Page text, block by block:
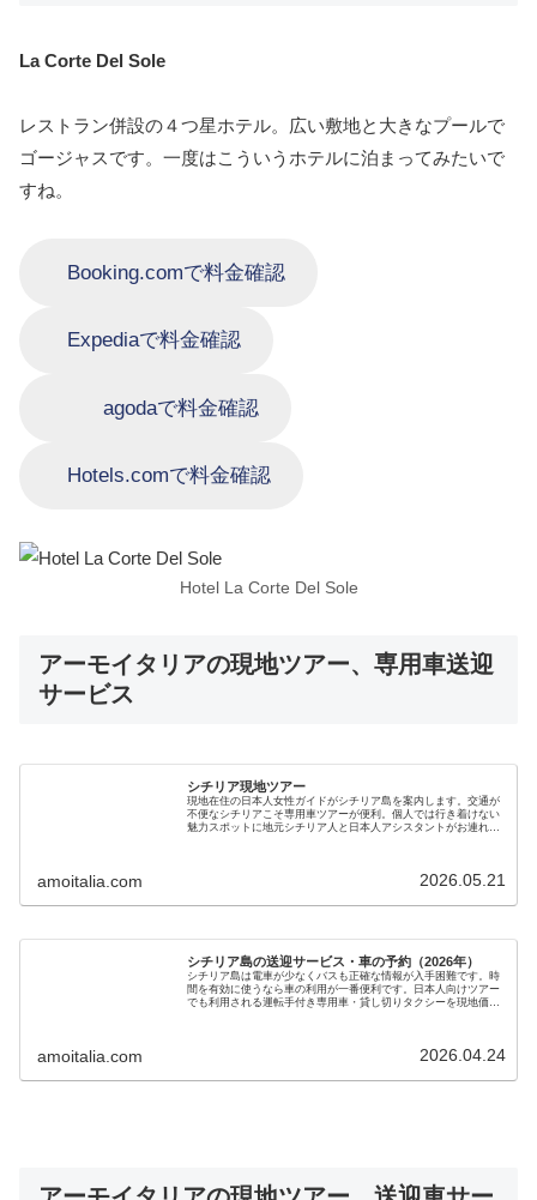
La Corte Del Sole
レストラン併設の４つ星ホテル。広い敷地と大きなプールで
ゴージャスです。一度はこういうホテルに泊まってみたいで
すね。
Booking.comで料金確認
Expediaで料金確認
agodaで料金確認
Hotels.comで料金確認
Hotel La Corte Del Sole
アーモイタリアの現地ツアー、専用車送迎
サービス
シチリア現地ツアー
現地在住の日本人女性ガイドがシチリア島を案内します。交通が
不便なシチリアこそ専用車ツアーが便利。個人では行き着けない
魅力スポットに地元シチリア人と日本人アシスタントがお連れし
amoitalia.com 2026.05.21
シチリア島の送迎サービス・車の予約（2026年）
シチリア島は電車が少なくバスも正確な情報が入手困難です。時
間を有効に使うなら車の利用が一番便利です。日本人向けツアー
でも利用される運転手付き専用車・貸し切りタクシーを現地価格
amoitalia.com 2026.04.24